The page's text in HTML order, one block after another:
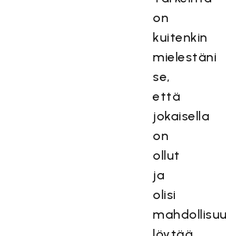
on
kuitenkin
mielestäni
se,
että
jokaisella
on
ollut
ja
olisi